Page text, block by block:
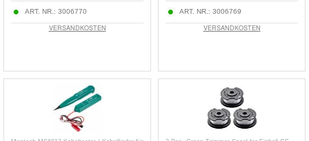
ART. NR.: 3006770
VERSANDKOSTEN
ART. NR.: 3006769
VERSANDKOSTEN